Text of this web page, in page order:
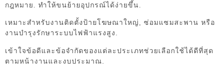
กฎหมาย. ทำให้ขนย้ายอุปกรณ์ได้ง่ายขึ้น.
เหมาะสำหรับงานติดตั้งป้ายโฆษณาใหญ่, ซ่อมแซมสะพาน หรือ
งานบำรุงรักษาระบบไฟฟ้าแรงสูง.
เข้าใจข้อดีและข้อจำกัดของแต่ละประเภทช่วยเลือกใช้ได้ดีที่สุด
ตามหน้างานและงบประมาณ.